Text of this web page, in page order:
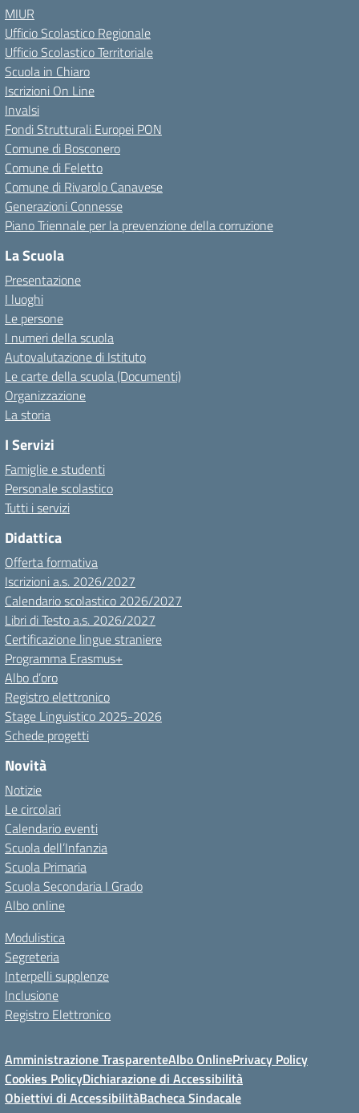
MIUR
Ufficio Scolastico Regionale
Ufficio Scolastico Territoriale
Scuola in Chiaro
Iscrizioni On Line
Invalsi
Fondi Strutturali Europei PON
Comune di Bosconero
Comune di Feletto
Comune di Rivarolo Canavese
Generazioni Connesse
Piano Triennale per la prevenzione della corruzione
La Scuola
Presentazione
I luoghi
Le persone
I numeri della scuola
Autovalutazione di Istituto
Le carte della scuola (Documenti)
Organizzazione
La storia
I Servizi
Famiglie e studenti
Personale scolastico
Tutti i servizi
Didattica
Offerta formativa
Iscrizioni a.s. 2026/2027
Calendario scolastico 2026/2027
Libri di Testo a.s. 2026/2027
Certificazione lingue straniere
Programma Erasmus+
Albo d’oro
Registro elettronico
Stage Linguistico 2025-2026
Schede progetti
Novità
Notizie
Le circolari
Calendario eventi
Scuola dell’Infanzia
Scuola Primaria
Scuola Secondaria I Grado
Albo online
Modulistica
Segreteria
Interpelli supplenze
Inclusione
Registro Elettronico
Amministrazione TrasparenteAlbo OnlinePrivacy Policy
Cookies PolicyDichiarazione di Accessibilità
Obiettivi di AccessibilitàBacheca Sindacale